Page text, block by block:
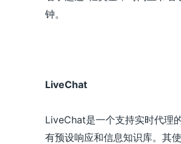
钟。
LiveChat
LiveChat是一个支持实时代理
有预设响应和信息知识库。其